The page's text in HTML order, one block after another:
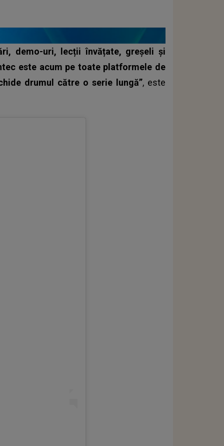
demo-uri, lecții învățate, greșeli și
este acum pe toate platformele de
drumul către o serie lungă”, este